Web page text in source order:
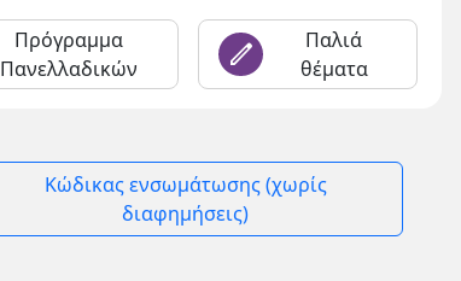
Πρόγραμμα
Πανελλαδικών
edit
Παλιά
θέματα
Κώδικας ενσωμάτωσης (χωρίς
διαφημήσεις)